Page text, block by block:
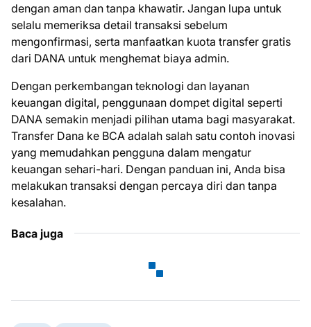
dengan aman dan tanpa khawatir. Jangan lupa untuk
selalu memeriksa detail transaksi sebelum
mengonfirmasi, serta manfaatkan kuota transfer gratis
dari DANA untuk menghemat biaya admin.
Dengan perkembangan teknologi dan layanan
keuangan digital, penggunaan dompet digital seperti
DANA semakin menjadi pilihan utama bagi masyarakat.
Transfer Dana ke BCA adalah salah satu contoh inovasi
yang memudahkan pengguna dalam mengatur
keuangan sehari-hari. Dengan panduan ini, Anda bisa
melakukan transaksi dengan percaya diri dan tanpa
kesalahan.
Baca juga